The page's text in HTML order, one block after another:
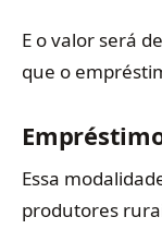
E o valor será
que o
Essa
produtores